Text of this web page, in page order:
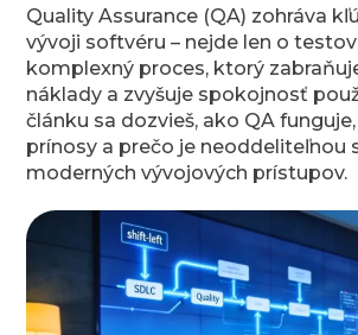
Quality Assurance (QA) zohráva
vývoji softvéru – nejde len o
komplexný proces, ktorý
náklady a zvyšuje spokojnosť
článku sa dozvieš, ako QA
prínosy a prečo je neoddeliteľnou
moderných vývojových prístupov.